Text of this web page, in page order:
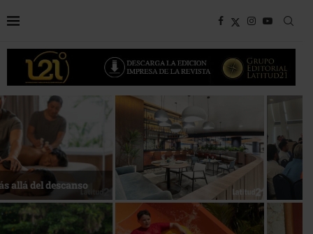
Bottega, un viaje servido a la
mesa
Energía que Impulsa la
competitividad